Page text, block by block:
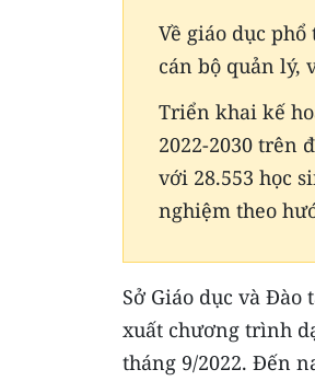
Về giáo dục
cán bộ quản lý,
Triển khai kế
2022-2030 trên
với 28.553 học
nghiệm theo
Sở Giáo dục và
xuất chương trình
tháng 9/2022. Đến